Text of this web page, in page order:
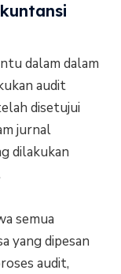
dalam dalam
audit
disetujui
jurnal
dilakukan
semua
yang dipesan
audit,